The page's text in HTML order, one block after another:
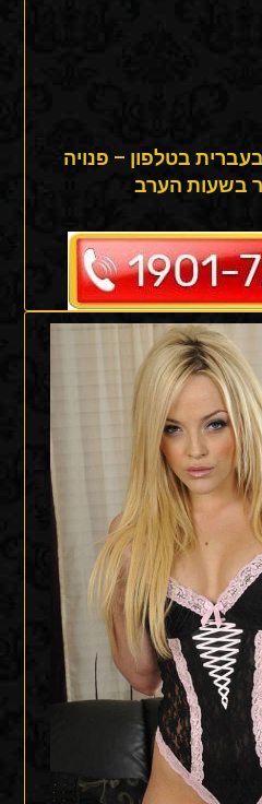
בטלפון – פנויה
בשעות הערב